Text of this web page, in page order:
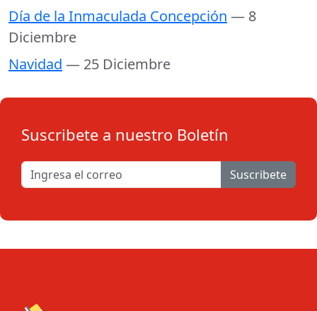
Día de la Inmaculada Concepción — 8
Diciembre
Navidad — 25 Diciembre
Suscribete a nuestro Boletín
Suscribete